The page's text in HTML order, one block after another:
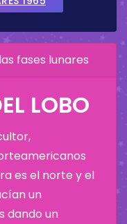
fases lunares
LOBO
es el norte y el
un
dando un